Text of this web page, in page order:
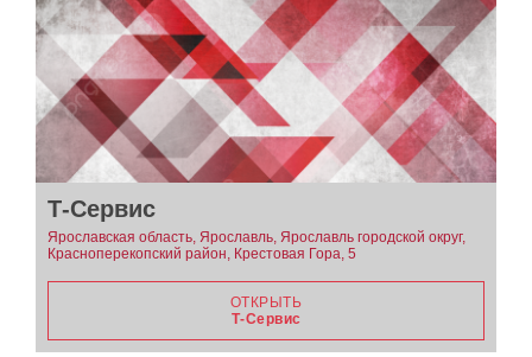
Т-Сервис
Ярославская область, Ярославль, Ярославль городской округ,
Красноперекопский район, Крестовая Гора, 5
ОТКРЫТЬ
Т-Сервис